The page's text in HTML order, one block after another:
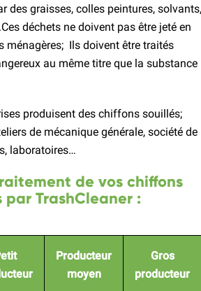
des graisses, colles peintures, solvants,
déchets ne doivent pas être jeté en
ménagères; Ils doivent être traités
au même titre que la substance
produisent des chiffons souillés;
de mécanique générale, société de
laboratoires…
de vos chiffons
par TrashCleaner :
Producteur
moyen
Gros
producteur